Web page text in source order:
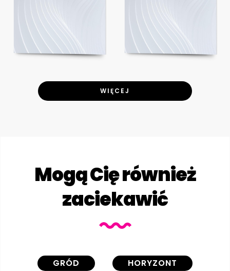
WIĘCEJ
Mogą Cię również
zaciekawić
GRÓD HORYZONT